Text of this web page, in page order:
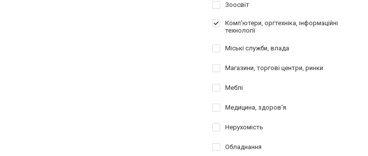
Зоосвіт
Комп'ютери, оргтехніка, інформаційні
технології
Міські служби, влада
Магазини, торгові центри, ринки
Меблі
Медицина, здоров'я
Нерухомість
Обладнання